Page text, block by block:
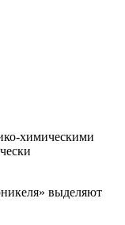
химическими
выделяют